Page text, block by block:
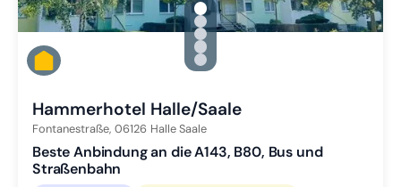
gallery.slide_selector
Zu Slide 1 wechseln
Zu Slide 2 wechseln
Zu Slide 3 wechseln
Zu Slide 4 wechseln
Zu Slide 5 wechseln
Hammerhotel Halle/Saale
Fontanestraße, 06126 Halle Saale
Beste Anbindung an die A143, B80, Bus und
Straßenbahn